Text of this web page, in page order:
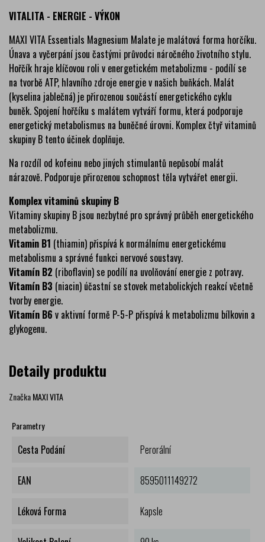
VITALITA - ENERGIE - VÝKON
MAXI VITA Essentials Magnesium Malate je malátová forma horčíku.
Únava a vyčerpání jsou častými průvodci náročného životního stylu.
Hořčík hraje klíčovou roli v energetickém metabolizmu - podílí se
na tvorbě ATP, hlavního zdroje energie v našich buňkách. Malát
(kyselina jablečná) je přirozenou součástí energetického cyklu
buněk. Spojení hořčíku s malátem vytváří formu, která podporuje
energetický metabolismus na buněčné úrovni. Komplex čtyř vitaminů
skupiny B tento účinek doplňuje.
Na rozdíl od kofeinu nebo jiných stimulantů nepůsobí malát
nárazově. Podporuje přirozenou schopnost těla vytvářet energii.
Komplex vitaminů skupiny B
Vitaminy skupiny B jsou nezbytné pro správný průběh energetického
metabolizmu.
Vitamin B1 (thiamin) přispívá k normálnímu energetickému
metabolismu a správné funkci nervové soustavy.
Vitamín B2 (riboflavin) se podílí na uvolňování energie z potravy.
Vitamín B3 (niacin) účastní se stovek metabolických reakcí včetně
tvorby energie.
Vitamín B6 v aktivní formě P-5-P přispívá k metabolizmu bílkovin a
glykogenu.
Detaily produktu
ZnačkaMAXI VITA
Parametry
Cesta Podání Perorální
EAN 8595011149272
Léková Forma Kapsle